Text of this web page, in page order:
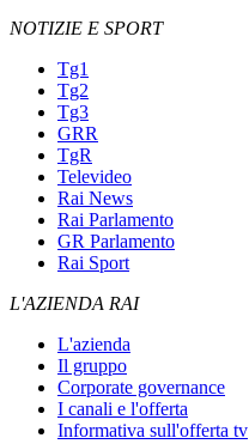
NOTIZIE E SPORT
Tg1
Tg2
Tg3
GRR
TgR
Televideo
Rai News
Rai Parlamento
GR Parlamento
Rai Sport
L'AZIENDA RAI
L'azienda
Il gruppo
Corporate governance
I canali e l'offerta
Informativa sull'offerta tv